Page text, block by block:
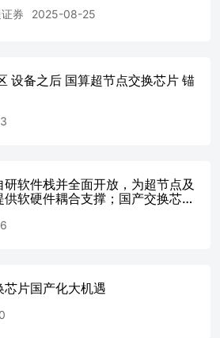
我们预计公司2026-2028年归母公司净利
，同比增长122.3%/1155.8%/163.0%，对
看到国产算力投入加码下Scaleup和国产
有望从下半年开始看到较明显的业绩加
风险提示：1）传统业务增速下滑风险：
产品实施了测试导入工作，但具体份额和
客户策略和外部变化；3）Scaleup芯片收
目前国产算力芯片仍面临产能有限、
投资基金5月16日公告称拟减持不超过公
份或对股价产生波动。 财务报表预测和估
承诺： 本人已在中国证券业协会登记为
券 2025-08-25
设备之后 国算超节点交换芯片 锚
研软件栈并全面开放，为超节点及
软硬件耦合支撑；国产交换芯片
片国产化大机遇